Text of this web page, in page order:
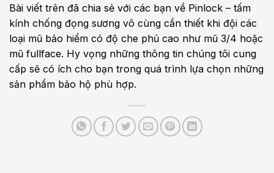
Bài viết trên đã chia sẻ với các bạn về Pinlock – tấm
kính chống đọng sương vô cùng cần thiết khi đội các
loại mũ bảo hiểm có độ che phủ cao như mũ 3/4 hoặc
mũ fullface. Hy vọng những thông tin chúng tôi cung
cấp sẽ có ích cho bạn trong quá trình lựa chọn những
sản phẩm bảo hộ phù hợp.